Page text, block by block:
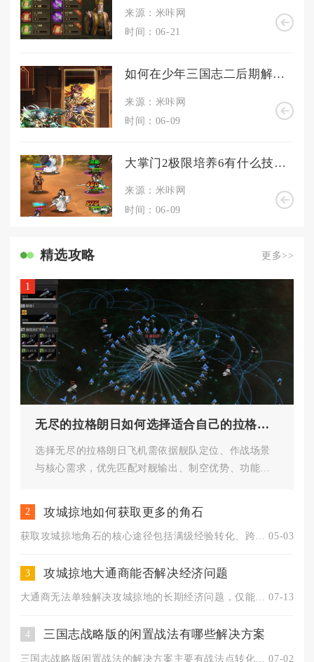
来源：米咔网
时间：06-21
如何在少年三国志二后期解锁更多的战法
来源：米咔网
时间：06-09
大掌门2极限培养6有什么技巧可以分享
来源：米咔网
时间：06-09
精选攻略 更多>>
1
无尽的拉格朗日如何选择适合自己的拉格朗日飞机
选择无尽的拉格朗日飞机需依据舰队定位、作战场景
与核心需求，优先匹配对舰输出、制空优势、功能辅
2 攻城掠地如何获取更多的角石
05-03
3 攻城掠地大通商能否解决经济问题
大通商无法单独解决攻城掠地的长期经济问题，仅能作为阶段性定向... 07-13
4 三国志战略版的闲置战法有哪些解决方案
07-02